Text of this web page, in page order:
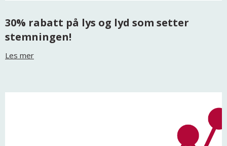
30% rabatt på lys og lyd som setter
stemningen!
Les mer